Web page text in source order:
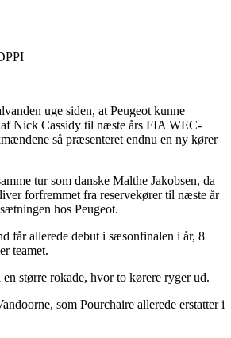
uge siden, at Peugeot kunne
Nick Cassidy til næste års FIA WEC-
så præsenteret endnu en ny kører
tur som danske Malthe Jakobsen, da
forfremmet fra reservekører til næste år
hos Peugeot.
får allerede debut i sæsonfinalen i år, 8
teamet.
en større rokade, hvor to kørere ryger ud.
som Pourchaire allerede erstatter i